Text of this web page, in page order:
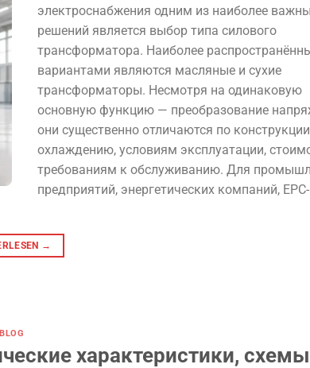
электроснабжения одним из наиболее
решений является выбор типа силового
трансформатора. Наиболее
вариантами являются масляные и сухие
трансформаторы. Несмотря на одинаковую
основную функцию — преобразование
они существенно отличаются по
охлаждению, условиям эксплуатации,
требованиям к обслуживанию. Для
предприятий, энергетических компаний, EPC-
→
BLOG
характеристики, схемы